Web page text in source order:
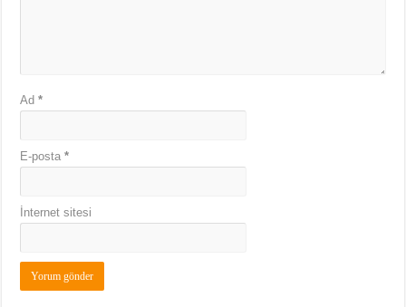
Ad*
E-posta*
İnternet sitesi